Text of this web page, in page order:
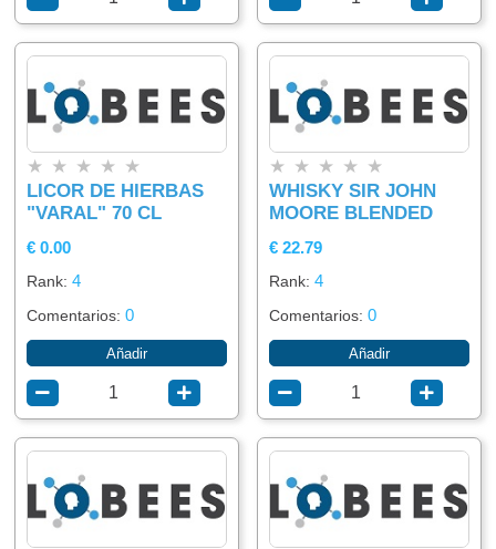
★ ★ ★ ★ ★
LICOR DE HIERBAS
"VARAL" 70 CL
€ 0.00
Rank:4
Comentarios:0
Añadir
★ ★ ★ ★ ★
WHISKY SIR JOHN
MOORE BLENDED
€ 22.79
Rank:4
Comentarios:0
Añadir